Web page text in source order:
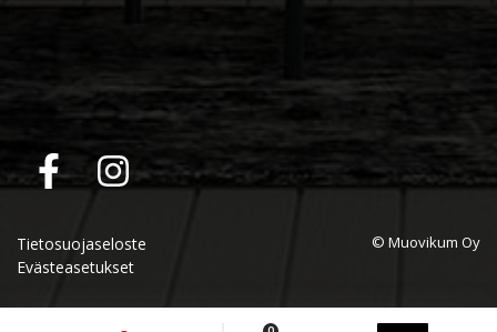
Tietosuojaseloste
Evästeasetukset
© Muovikum Oy